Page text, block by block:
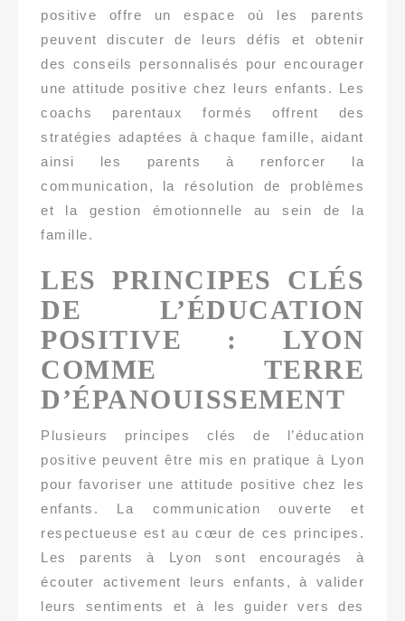
positive offre un espace où les parents
peuvent discuter de leurs défis et obtenir
des conseils personnalisés pour encourager
une attitude positive chez leurs enfants. Les
coachs parentaux formés offrent des
stratégies adaptées à chaque famille, aidant
ainsi les parents à renforcer la
communication, la résolution de problèmes
et la gestion émotionnelle au sein de la
famille.
LES PRINCIPES CLÉS
DE L’ÉDUCATION
POSITIVE : LYON
COMME TERRE
D’ÉPANOUISSEMENT
Plusieurs principes clés de l’éducation
positive peuvent être mis en pratique à Lyon
pour favoriser une attitude positive chez les
enfants. La communication ouverte et
respectueuse est au cœur de ces principes.
Les parents à Lyon sont encouragés à
écouter activement leurs enfants, à valider
leurs sentiments et à les guider vers des